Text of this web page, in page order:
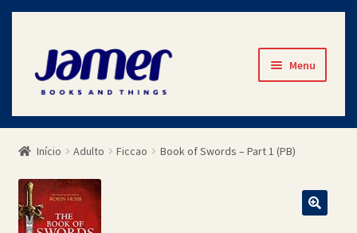
Pular
para
navegação
Pular
para
conteúdo
Menu
Início
Avaliações
Cart
Início Adulto Ficcao Book of Swords – Part 1 (PB)